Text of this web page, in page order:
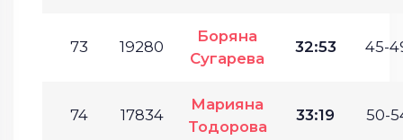
73 19280
Боряна
Сугарева
32:53 45-
74 17834
Марияна
Тодорова
33:19 50-